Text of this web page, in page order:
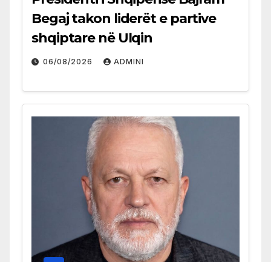
Begaj takon liderët e partive
shqiptare në Ulqin
06/08/2026 ADMINI